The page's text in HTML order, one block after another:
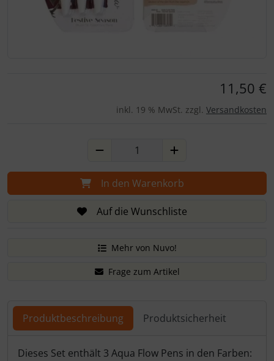
11,50 €
inkl. 19 % MwSt. zzgl. Versandkosten
In den Warenkorb
Auf die Wunschliste
Mehr von Nuvo!
Frage zum Artikel
Produktbeschreibung Produktsicherheit
Produktbeschreibung
Dieses Set enthält 3 Aqua Flow Pens in den Farben: